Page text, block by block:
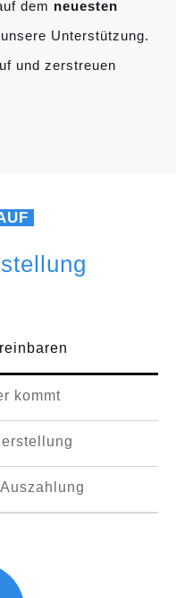
dem neuesten
Unterstützung.
und zerstreuen
kommt